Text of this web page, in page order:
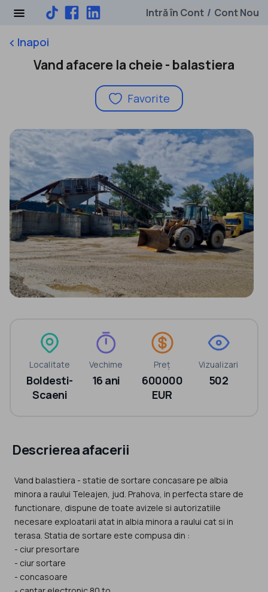
Intră în Cont / Cont Nou
keyboard_arrow_leftInapoi
Vand afacere la cheie - balastiera
Favorite
Localitate
Boldesti-
Scaeni
Vechime
16 ani
Preț
600000
EUR
Vizualizari
502
Descrierea afacerii
Vand balastiera - statie de sortare concasare pe albia
minora a raului Teleajen, jud. Prahova, in perfecta stare de
functionare, dispune de toate avizele si autorizatiile
necesare exploatarii atat in albia minora a raului cat si in
terasa. Statia de sortare este compusa din :
- ciur presortare
- ciur sortare
- concasoare